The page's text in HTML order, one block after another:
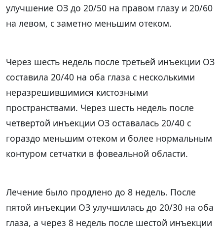
улучшение ОЗ до 20/50 на правом глазу и 20/60
на левом, с заметно меньшим отеком.
Через шесть недель после третьей инъекции ОЗ
составила 20/40 на оба глаза с несколькими
неразрешившимися кистозными
пространствами. Через шесть недель после
четвертой инъекции ОЗ оставалась 20/40 с
гораздо меньшим отеком и более нормальным
контуром сетчатки в фовеальной области.
Лечение было продлено до 8 недель. После
пятой инъекции ОЗ улучшилась до 20/30 на оба
глаза, а через 8 недель после шестой инъекции